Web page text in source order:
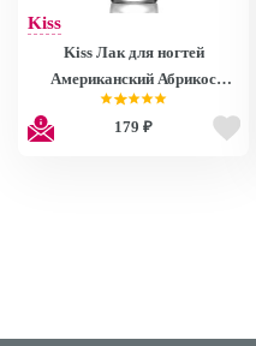
Kiss
Kiss Лак для ногтей
Американский Абрикос
8мл/HD Mini Nail Polish
MNP28
179 ₽